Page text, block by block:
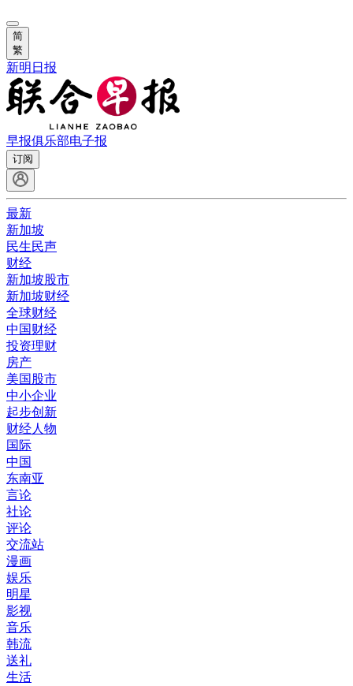
简
繁
新明日报
早报俱乐部电子报
订阅
最新
新加坡
民生民声
财经
新加坡股市
新加坡财经
全球财经
中国财经
投资理财
房产
美国股市
中小企业
起步创新
财经人物
国际
中国
东南亚
言论
社论
评论
交流站
漫画
娱乐
明星
影视
音乐
韩流
送礼
生活